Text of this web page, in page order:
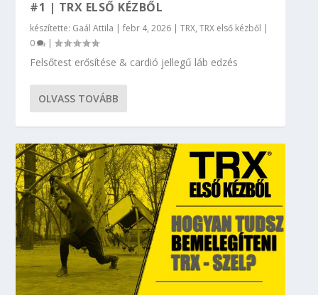
#1 | TRX ELSŐ KÉZBŐL
készítette: Gaál Attila |febr 4, 2026 |TRX,TRX első kézből |
0
|
Felsőtest erősítése & cardió jellegű láb edzés
OLVASS TOVÁBB